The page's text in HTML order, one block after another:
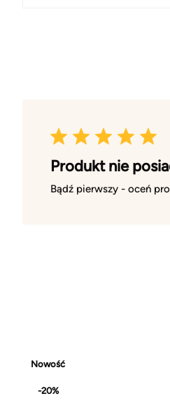
Produkt nie
Bądź pierwszy - oceń
Nowość
-20%